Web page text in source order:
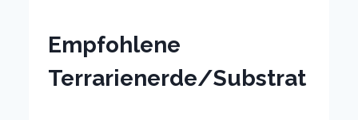
Empfohlene
Terrarienerde/Substrat